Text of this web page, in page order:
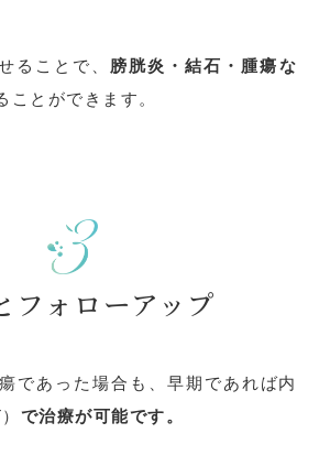
ることで、 膀胱炎・結石・腫瘍な
ことができます。
フォローアップ
であった場合も、早期であれば内
で治療が可能です。